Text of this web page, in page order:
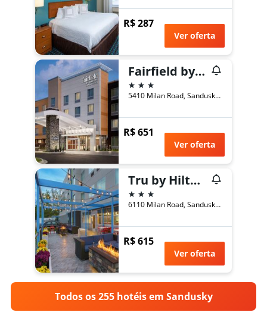
R$ 287
Ver oferta
Fairfield by Marriott Inn & Suites Sandusky
3 estrelas
5410 Milan Road, Sandusky, OH, Estados Unidos
R$ 651
Ver oferta
Tru by Hilton Sandusky
3 estrelas
6110 Milan Road, Sandusky, OH, Estados Unidos
R$ 615
Ver oferta
Todos os 255 hotéis em Sandusky